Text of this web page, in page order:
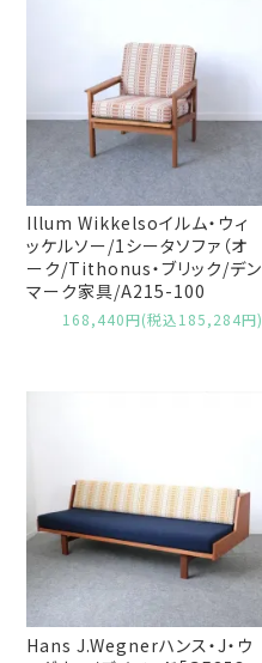
Illum Wikkelsoイルム・ウィ
ッケルソー/1シータソファ（オ
ーク/Tithonus・ブリック/デン
マーク家具/A215-100
168,440円(税込185,284円)
Hans J.Wegnerハンス・J・ウ